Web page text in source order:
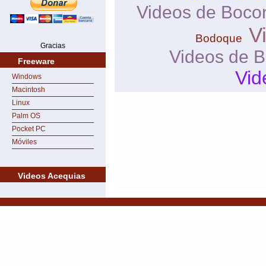
Gracias
Freeware
Windows
Macintosh
Linux
Palm OS
Pocket PC
Móviles
Videos Acequias
Videos de
Bodoque
Videos de